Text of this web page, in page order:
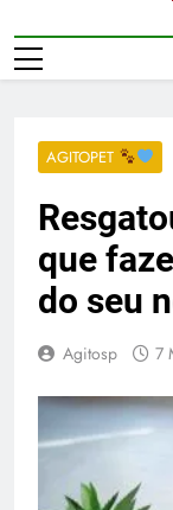
AGITOPET
que
do seu
Agitosp 7